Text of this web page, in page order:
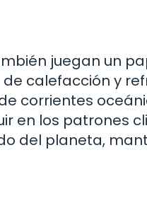
juegan un
calefacción y
corrientes
en los patrones
del planeta,